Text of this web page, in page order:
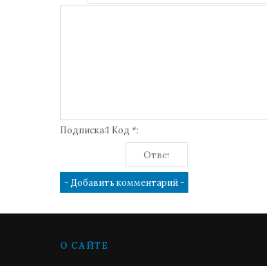
Подписка:1 Код *:
О САЙТЕ